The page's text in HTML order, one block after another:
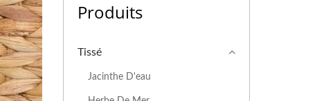
Produits
Tissé
Jacinthe D'eau